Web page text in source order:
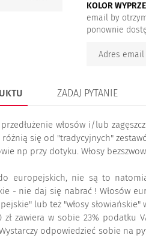
KOLOR
email by
ponownie
ZADAJ PYTANIE
włosów i/lub
się od "tradycyjnych"
np przy dotyku. Włosy
europejskich, nie są to
- nie daj się nabrać ! Włosów
lub też "włosy słowiańskie"
zawiera w sobie 23% podatku
Wystarczy odpowiedzieć sobie